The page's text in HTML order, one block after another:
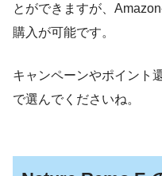
とができますが、
購入が可能です。
キャンペーンやポイント
で選んでくださいね。